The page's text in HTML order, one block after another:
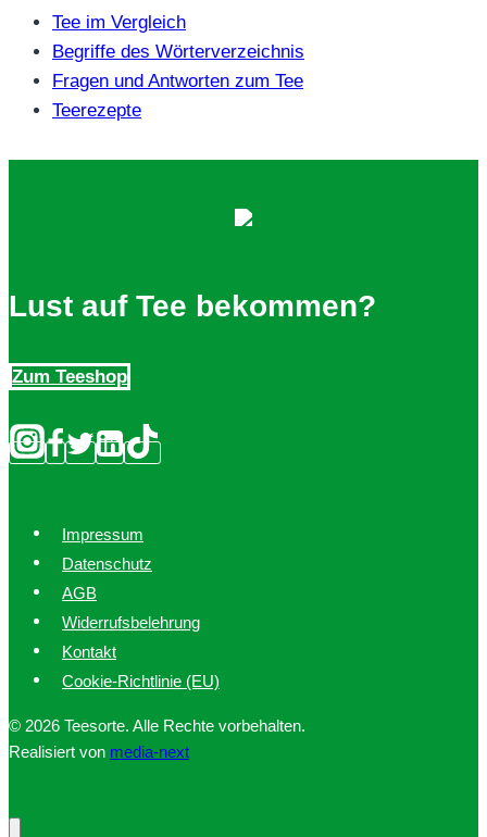
Tee im Vergleich
Begriffe des Wörterverzeichnis
Fragen und Antworten zum Tee
Teerezepte
Lust auf Tee bekommen?
Zum Teeshop
Impressum
Datenschutz
AGB
Widerrufsbelehrung
Kontakt
Cookie-Richtlinie (EU)
© 2026 Teesorte. Alle Rechte vorbehalten.
Realisiert von media-next